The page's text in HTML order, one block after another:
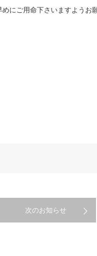
にご用命下さいますようお
次のお知らせ